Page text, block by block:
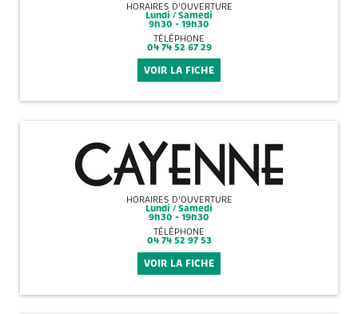
HORAIRES D'OUVERTURE
Lundi / Samedi
9h30 - 19h30
TÉLÉPHONE
04 74 52 67 29
VOIR LA FICHE
HORAIRES D'OUVERTURE
Lundi / Samedi
9h30 - 19h30
TÉLÉPHONE
04 74 52 97 53
VOIR LA FICHE